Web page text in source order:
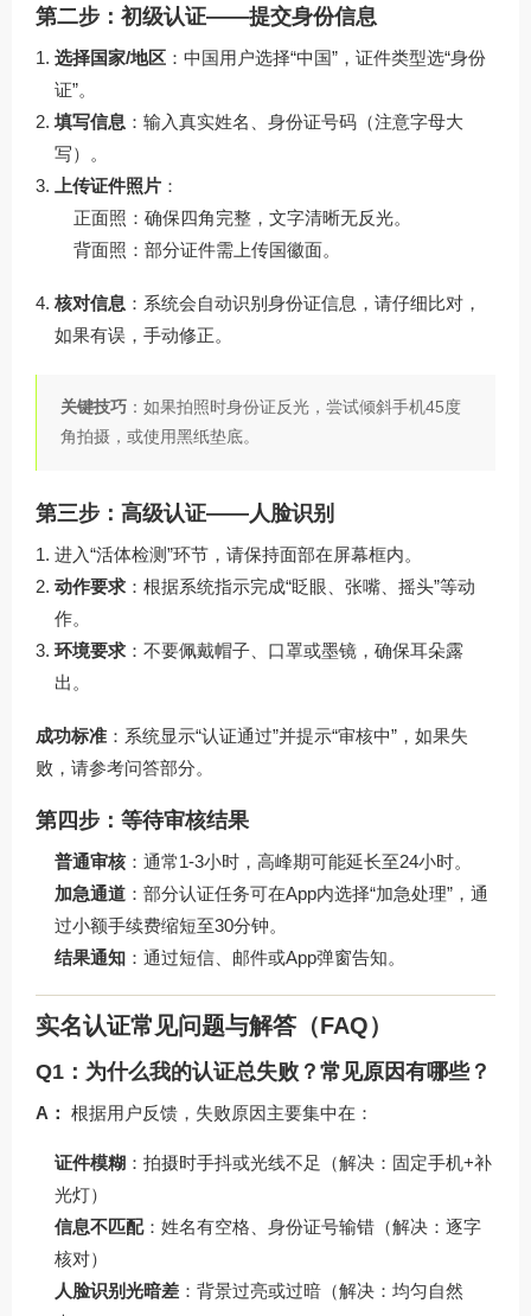
第二步：初级认证——提交身份信息
选择国家/地区 ：中国用户选择“中国”，证件类型选“身份
证”。
填写信息 ：输入真实姓名、身份证号码（注意字母大
写）。
上传证件照片 ：
正面照：确保四角完整，文字清晰无反光。
背面照：部分证件需上传国徽面。
核对信息 ：系统会自动识别身份证信息，请仔细比对，
如果有误，手动修正。
关键技巧 ：如果拍照时身份证反光，尝试倾斜手机45度
角拍摄，或使用黑纸垫底。
第三步：高级认证——人脸识别
进入“活体检测”环节，请保持面部在屏幕框内。
动作要求 ：根据系统指示完成“眨眼、张嘴、摇头”等动
作。
环境要求 ：不要佩戴帽子、口罩或墨镜，确保耳朵露
出。
成功标准 ：系统显示“认证通过”并提示“审核中”，如果失
败，请参考问答部分。
第四步：等待审核结果
普通审核：通常1-3小时，高峰期可能延长至24小时。
加急通道 ：部分认证任务可在App内选择“加急处理”，通
过小额手续费缩短至30分钟。
结果通知 ：通过短信、邮件或App弹窗告知。
实名认证常见问题与解答（FAQ）
Q1：为什么我的认证总失败？常见原因有哪些？
A： 根据用户反馈，失败原因主要集中在：
证件模糊 ：拍摄时手抖或光线不足（解决：固定手机+补
光灯）
信息不匹配：姓名有空格、身份证号输错（解决：逐字
核对）
人脸识别光暗差 ：背景过亮或过暗（解决：均匀自然